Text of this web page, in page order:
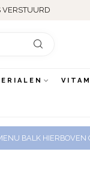
BALK